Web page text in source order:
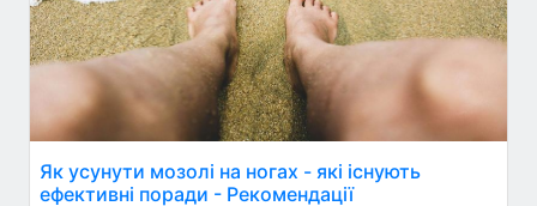
Як усунути мозолі на ногах - які існують
ефективні поради - Рекомендації